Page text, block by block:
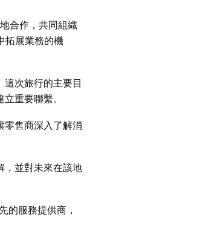
合作，共同組織
拓展業務的機
次旅行的主要目
重要聯繫。
零售商深入了解消
，並對未來在該地
服務提供商，